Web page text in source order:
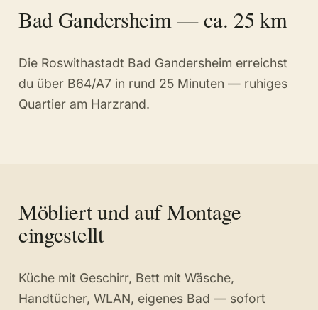
Bad Gandersheim — ca. 25 km
Die Roswithastadt Bad Gandersheim erreichst
du über B64/A7 in rund 25 Minuten — ruhiges
Quartier am Harzrand.
Möbliert und auf Montage
eingestellt
Küche mit Geschirr, Bett mit Wäsche,
Handtücher, WLAN, eigenes Bad — sofort